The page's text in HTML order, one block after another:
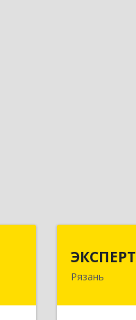
ЭКСПЕРТ
Рязань